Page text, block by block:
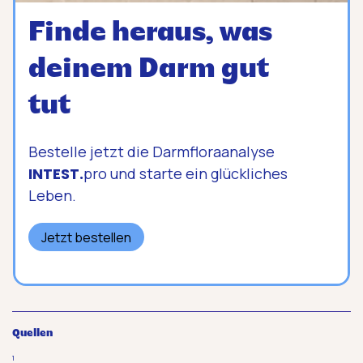
Finde heraus, was
deinem Darm gut
tut
Bestelle jetzt die Darmfloraanalyse
INTEST.pro und starte ein glückliches
Leben.
Jetzt bestellen
Quellen